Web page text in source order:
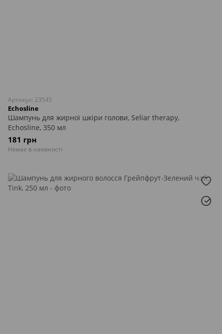
Артикул: 23545
Echosline
Шампунь для жирної шкіри голови, Seliar therapy,
Echosline, 350 мл
181 грн
Немає в наявності